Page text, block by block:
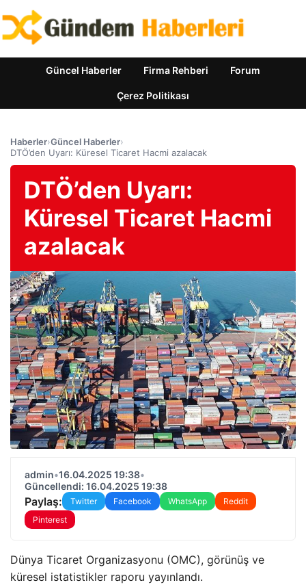
Güncel Haberler Firma Rehberi Forum
Çerez Politikası
Haberler›Güncel Haberler›
DTÖ’den Uyarı: Küresel Ticaret Hacmi azalacak
DTÖ’den Uyarı:
Küresel Ticaret Hacmi
azalacak
admin•16.04.2025 19:38•
Güncellendi: 16.04.2025 19:38
Paylaş: Twitter Facebook WhatsApp
Reddit
Pinterest
Dünya Ticaret Organizasyonu (OMC), görünüş ve
küresel istatistikler raporu yayınlandı.